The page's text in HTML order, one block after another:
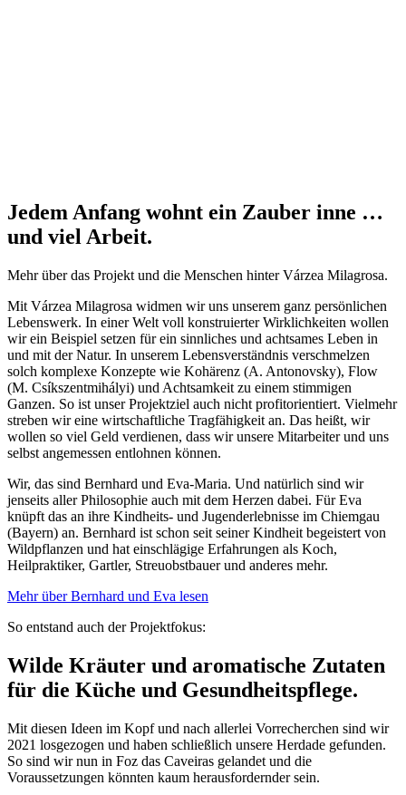
Jedem Anfang wohnt ein Zauber inne …
und viel Arbeit.
Mehr über das Projekt und die Menschen hinter Várzea Milagrosa.
Mit Várzea Milagrosa widmen wir uns unserem ganz persönlichen
Lebenswerk. In einer Welt voll konstruierter Wirklichkeiten wollen
wir ein Beispiel setzen für ein sinnliches und achtsames Leben in
und mit der Natur. In unserem Lebensverständnis verschmelzen
solch komplexe Konzepte wie Kohärenz (A. Antonovsky), Flow
(M. Csíkszentmihályi) und Achtsamkeit zu einem stimmigen
Ganzen. So ist unser Projektziel auch nicht profitorientiert. Vielmehr
streben wir eine wirtschaftliche Tragfähigkeit an. Das heißt, wir
wollen so viel Geld verdienen, dass wir unsere Mitarbeiter und uns
selbst angemessen entlohnen können.
Wir, das sind Bernhard und Eva-Maria. Und natürlich sind wir
jenseits aller Philosophie auch mit dem Herzen dabei. Für Eva
knüpft das an ihre Kindheits- und Jugenderlebnisse im Chiemgau
(Bayern) an. Bernhard ist schon seit seiner Kindheit begeistert von
Wildpflanzen und hat einschlägige Erfahrungen als Koch,
Heilpraktiker, Gartler, Streuobstbauer und anderes mehr.
Mehr über Bernhard und Eva lesen
So entstand auch der Projektfokus:
Wilde Kräuter und aromatische Zutaten
für die Küche und Gesundheitspflege.
Mit diesen Ideen im Kopf und nach allerlei Vorrecherchen sind wir
2021 losgezogen und haben schließlich unsere Herdade gefunden.
So sind wir nun in Foz das Caveiras gelandet und die
Voraussetzungen könnten kaum herausfordernder sein.